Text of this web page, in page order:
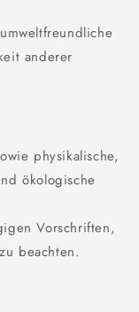
anderer
physikalische,
ökologische
Vorschriften,
beachten.